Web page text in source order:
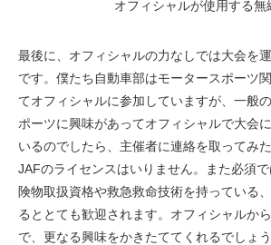
オフィシャルが使用する無
最後に、オフィシャルの力なしでは大会を
です。僕たち自動車部はモータースポーツ
てオフィシャルに参加していますが、一般
ポーツに興味があってオフィシャルで大会
いるのでしたら、主催者に連絡を取ってみ
JAFのライセンスはいりません。また必須
険物取扱資格や救急救命技術を持っている
るととても歓迎されます。オフィシャルか
で、更なる興味をかきたててくれるでしょ